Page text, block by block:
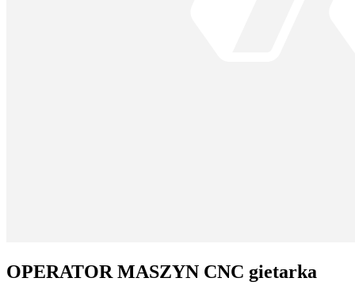
OPERATOR MASZYN CNC gietarka